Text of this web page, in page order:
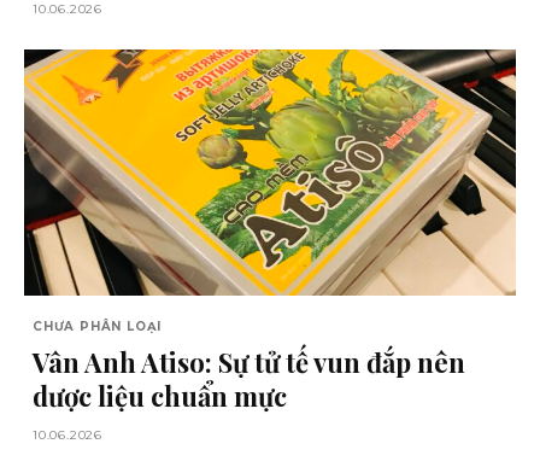
10.06.2026
CHƯA PHÂN LOẠI
Vân Anh Atiso: Sự tử tế vun đắp nên
dược liệu chuẩn mực
10.06.2026